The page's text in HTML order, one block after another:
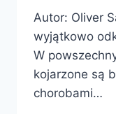
Autor: Oliver
wyjątkowo
W
kojarzone są
chorobami…